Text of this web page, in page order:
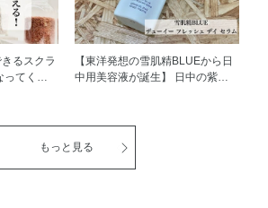
ととのえ
前にぜひ
さい😆☀️
うな印象の仕上がり と感じてい
ます☺️ ぜひお試しください♪
るスクラ
、雪肌精
ラブ ウォ
【東洋発想の雪肌精BLUEから日
中用美容液が誕生】 日中の紫外
美容液、 雪肌精BLUE デューイー
フレッシュ デイ セラムをご紹介
もっと見る